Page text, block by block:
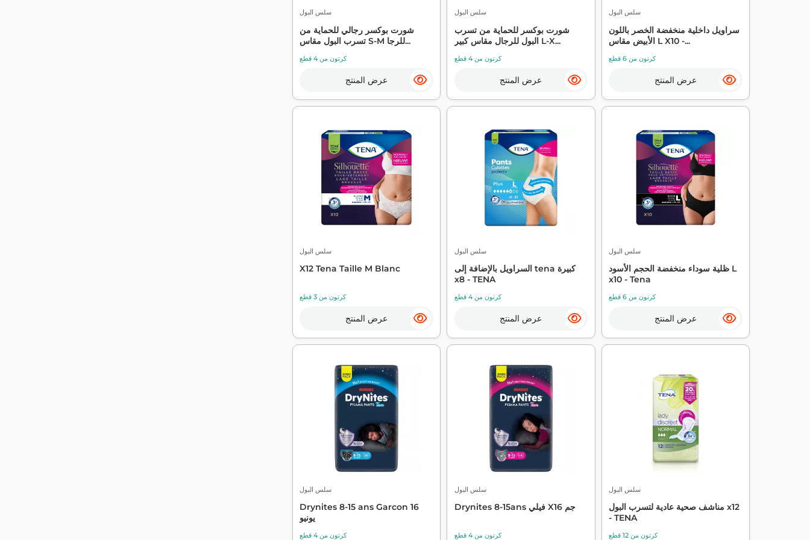
سلس البول
شورت بوكسر رجالي للحماية من
تسرب البول مقاس S-M للرجا...
كرتون من 4 قطع
عرض المنتج
سلس البول
شورت بوكسر للحماية من تسرب
البول للرجال مقاس كبير L-X...
كرتون من 4 قطع
عرض المنتج
سلس البول
سراويل داخلية منخفضة الخصر باللون
الأبيض مقاس L X10 -...
كرتون من 6 قطع
عرض المنتج
سلس البول
X12 Tena Taille M Blanc
كرتون من 3 قطع
عرض المنتج
سلس البول
السراويل بالإضافة إلى tena كبيرة
x8 - TENA
كرتون من 4 قطع
عرض المنتج
سلس البول
ظلية سوداء منخفضة الحجم الأسود L
x10 - Tena
كرتون من 6 قطع
عرض المنتج
سلس البول
Drynites 8-15 ans Garcon 16
يونيو
كرتون من 4 قطع
سلس البول
Drynites 8-15ans فيلي X16 جم
كرتون من 4 قطع
سلس البول
مناشف صحية عادية لتسرب البول x12
- TENA
كرتون من 12 قطع